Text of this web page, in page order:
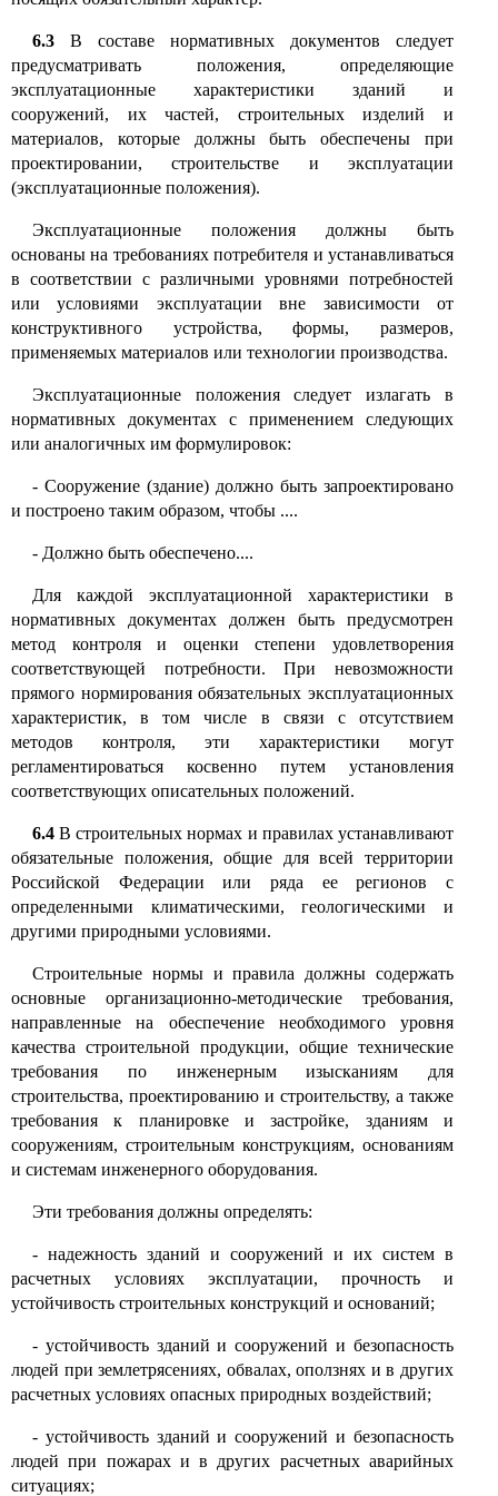
6.3
В составе нормативных документов следует
предусматривать положения, определяющие
эксплуатационные характеристики зданий и
сооружений, их частей, строительных изделий и
материалов, которые должны быть обеспечены при
проектировании, строительстве и эксплуатации
(эксплуатационные положения).
Эксплуатационные положения должны быть
основаны на требованиях потребителя и устанавливаться
в соответствии с различными уровнями потребностей
или условиями эксплуатации вне зависимости от
конструктивного устройства, формы, размеров,
применяемых материалов или технологии производства.
Эксплуатационные положения следует излагать в
нормативных документах с применением следующих
или аналогичных им формулировок:
-Сооружение (здание) должно быть запроектировано
и построено таким образом, чтобы ....
-Должно быть обеспечено....
Для каждой эксплуатационной характеристики в
нормативных документах должен быть предусмотрен
метод контроля и оценки степени удовлетворения
соответствующей потребности.При невозможности
прямого нормирования обязательных эксплуатационных
характеристик, в том числе в связи с отсутствием
методов контроля, эти характеристики могут
регламентироваться косвенно путем установления
соответствующих описательных положений.
6.4 В строительных нормах и правилах устанавливают
обязательные положения, общие для всей территории
Российской Федерации или ряда ее регионов с
определенными климатическими, геологическими и
другими природными условиями.
Строительные нормы и правила должны содержать
основные организационно-методические требования,
направленные на обеспечение необходимого уровня
качества строительной продукции, общие технические
требования по инженерным изысканиям для
строительства, проектированию и строительству, а также
требования к планировке и застройке, зданиям и
сооружениям, строительным конструкциям, основаниям
и системам инженерного оборудования.
Эти требования должны определять:
-надежность зданий и сооружений и их систем в
расчетных условиях эксплуатации, прочность и
устойчивость строительных конструкций и оснований;
-устойчивость зданий и сооружений и безопасность
людей при землетрясениях, обвалах, оползнях и в других
расчетных условиях опасных природных воздействий;
-устойчивость зданий и сооружений и безопасность
людей при пожарах и в других расчетных аварийных
ситуациях;